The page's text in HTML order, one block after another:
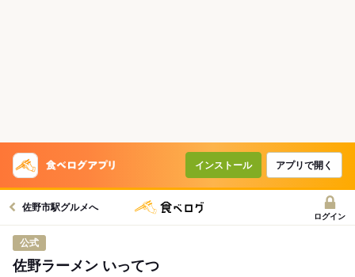
インストール アプリで開く
佐野市駅グルメへ
ログイン
公式
佐野ラーメン いってつ